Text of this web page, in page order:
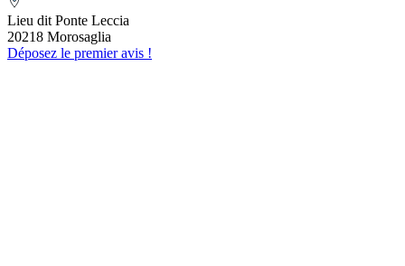
secondaire Grégoire TRAVAGLINI
Lieu dit Ponte Leccia
20218 Morosaglia
Déposez le premier avis !